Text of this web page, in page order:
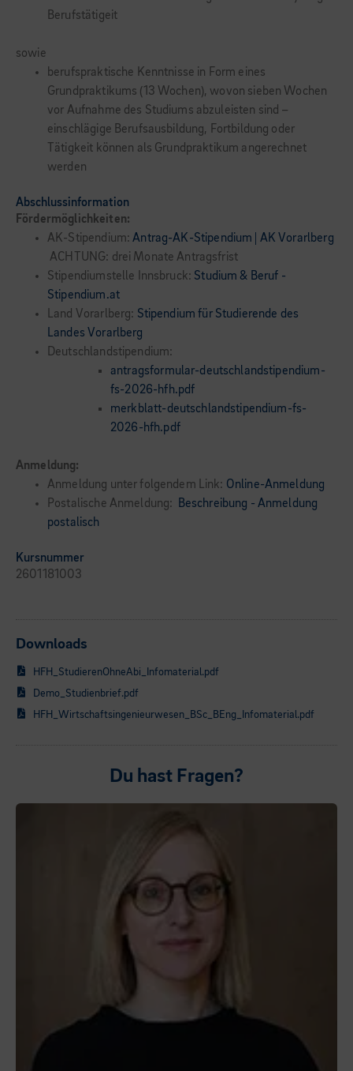
Berufstätigeit
sowie
berufspraktische Kenntnisse in Form eines
Grundpraktikums (13 Wochen), wovon sieben Wochen
vor Aufnahme des Studiums abzuleisten sind –
einschlägige Berufsausbildung, Fortbildung oder
Tätigkeit können als Grundpraktikum angerechnet
werden
Abschlussinformation
Fördermöglichkeiten:
AK-Stipendium:Antrag-AK-Stipendium | AK Vorarlberg
ACHTUNG: drei Monate Antragsfrist
Stipendiumstelle Innsbruck: Studium & Beruf -
Stipendium.at
Land Vorarlberg: Stipendium für Studierende des
Landes Vorarlberg
Deutschlandstipendium:
antragsformular-deutschlandstipendium-
fs-2026-hfh.pdf
merkblatt-deutschlandstipendium-fs-
2026-hfh.pdf
Anmeldung:
Anmeldung unter folgendem Link: Online-Anmeldung
Postalische Anmeldung:
Beschreibung - Anmeldung
postalisch
Kursnummer
2601181003
Downloads
HFH_StudierenOhneAbi_Infomaterial.pdf
Demo_Studienbrief.pdf
HFH_Wirtschaftsingenieurwesen_BSc_BEng_Infomaterial.pdf
Du hast Fragen?